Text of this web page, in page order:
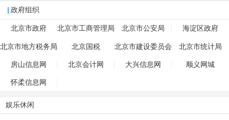
政府组织
北京市政府 北京市工商管理局 北京市公安局 海淀区政府
北京市地方税务局 北京国税 北京市建设委员会 北京市统计局
房山信息网 北京会计网 大兴信息网 顺义网城
怀柔信息网
娱乐休闲